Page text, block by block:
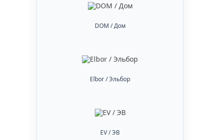
DOM / Дом
Elbor / Эльбор
EV / ЭВ